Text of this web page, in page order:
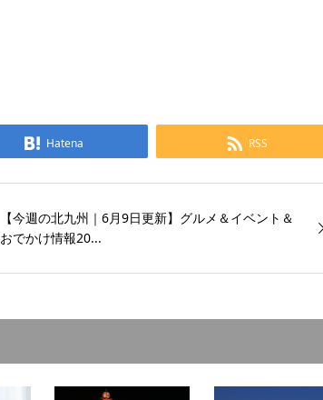
Hatena RSS
【今週の北九州｜6月9日更新】グルメ＆イベント＆
おでかけ情報20...